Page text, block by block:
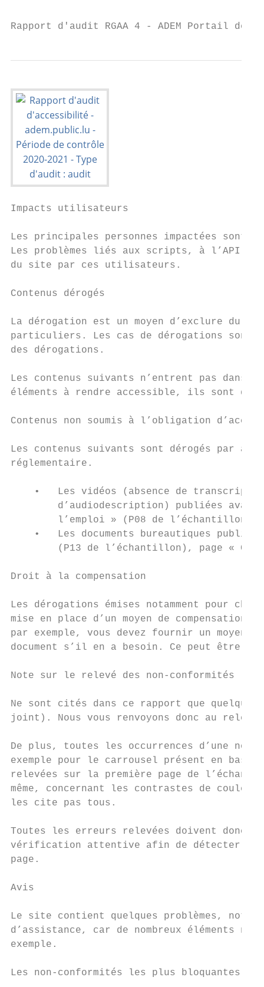
Rapport d'audit RGAA 4 - ADEM
Impacts utilisateurs
Les principales personnes impactées sont
Les problèmes liés aux scripts, à l’API
du site par ces utilisateurs.
Contenus dérogés
La dérogation est un moyen d’exclure du
particuliers. Les cas de dérogations sont
des dérogations.
Les contenus suivants n’entrent pas
éléments à rendre accessible, ils sont
Contenus non soumis à l’obligation
Les contenus suivants sont dérogés par
réglementaire.
•   Les vidéos (absence de
d’audiodescription) publiées
l’emploi » (P08 de l’échantillon)
•   Les documents bureautiques
(P13 de l’échantillon), page «
Droit à la compensation
Les dérogations émises notamment pour
mise en place d’un moyen de
par exemple, vous devez fournir un moyen
document s’il en a besoin. Ce peut être
Note sur le relevé des non-conformités
Ne sont cités dans ce rapport que
joint). Nous vous renvoyons donc au
De plus, toutes les occurrences d’une
exemple pour le carrousel présent en bas
relevées sur la première page de
même, concernant les contrastes de
les cite pas tous.
Toutes les erreurs relevées doivent donc
vérification attentive afin de détecter
page.
Avis
Le site contient quelques problèmes,
d’assistance, car de nombreux éléments
exemple.
Les non-conformités les plus bloquantes